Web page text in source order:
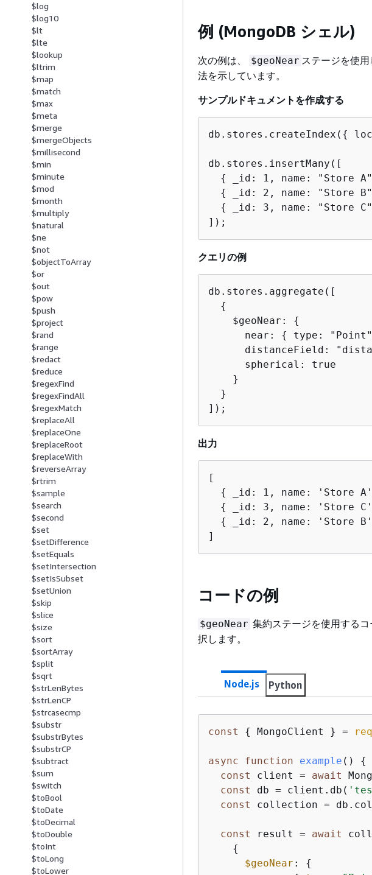
$log
$log10
$lt
$lte
$lookup
$ltrim
$map
$match
$max
$meta
$merge
$mergeObjects
$millisecond
$min
$minute
$mod
$month
$multiply
$natural
$ne
$not
$objectToArray
$or
$out
$pow
$push
$project
$rand
$range
$redact
$reduce
$regexFind
$regexFindAll
$regexMatch
$replaceAll
$replaceOne
$replaceRoot
$replaceWith
$reverseArray
$rtrim
$sample
$search
$second
$set
$setDifference
$setEquals
$setIntersection
$setIsSubset
$setUnion
$skip
$slice
$size
$sort
$sortArray
$split
$sqrt
$strLenBytes
$strLenCP
$strcasecmp
$substr
$substrBytes
$substrCP
$subtract
$sum
$switch
$toBool
$toDate
$toDecimal
$toDouble
$toInt
$toLong
$toLower
例 (MongoDB シェル)
次の例は、 $geoNear ステージを使
法を示しています。
サンプルドキュメントを作成する
db.stores.createIndex( {
db.stores.insertMany([
{
_id: 1, name: "Store
{
_id: 2, name: "Store
{
_id: 3, name: "Store
]);
クエリの例
db.stores.aggregate([
{
    $geoNear:
{
      near:
{
type:
distanceField:
      spherical: true
    }
  }
]);
出力
[
{
_id: 1, name: 'Store
{
_id: 3, name: 'Store
{
_id: 2, name: 'Store
]
コードの例
$geoNear 集約ステージを使用する
択します。
Node.js Python
const { MongoClient } =
async function example ( ) {
const
client = await
const
db = client.db(
const
collection =
const result = await
{
$geoNear : {